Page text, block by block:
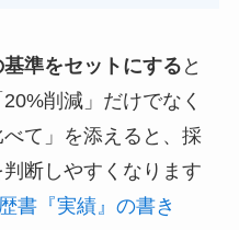
基準をセットにする と
削減」だけでなく
べて」を添えると、採
断しやすくなります
書『実績』の書き